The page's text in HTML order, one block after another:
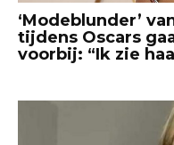
‘Modeblunder’
tijdens Oscars
voorbij: “Ik zie